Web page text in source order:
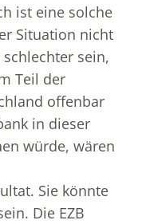
ist eine solche
Situation nicht
sein,
Teil der
offenbar
in dieser
würde, wären
Sie könnte
Die EZB